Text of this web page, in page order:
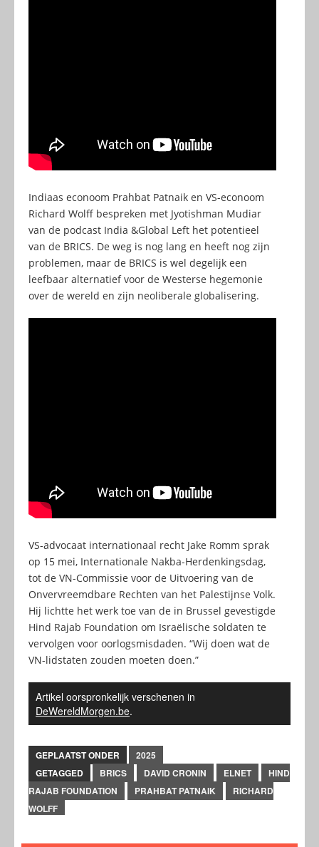
Indiaas econoom Prahbat Patnaik en VS-econoom
Richard Wolff bespreken met Jyotishman Mudiar
van de podcast India &Global Left het potentieel
van de BRICS. De weg is nog lang en heeft nog zijn
problemen, maar de BRICS is wel degelijk een
leefbaar alternatief voor de Westerse hegemonie
over de wereld en zijn neoliberale globalisering.
VS-advocaat internationaal recht Jake Romm sprak
op 15 mei, Internationale Nakba-Herdenkingsdag,
tot de VN-Commissie voor de Uitvoering van de
Onvervreemdbare Rechten van het Palestijnse Volk.
Hij lichtte het werk toe van de in Brussel gevestigde
Hind Rajab Foundation om Israëlische soldaten te
vervolgen voor oorlogsmisdaden. “Wij doen wat de
VN-lidstaten zouden moeten doen.”
Artikel oorspronkelijk verschenen in
DeWereldMorgen.be.
GEPLAATST ONDER
2025
GETAGGED
BRICS DAVID CRONIN ELNET
HIND
RAJAB FOUNDATION
PRAHBAT PATNAIK
RICHARD
WOLFF